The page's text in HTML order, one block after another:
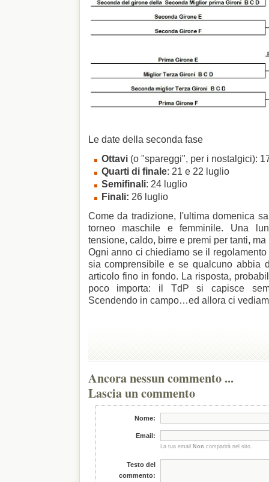
Le date della seconda fase
Ottavi(o "spareggi", per i nostalgici):
Quarti di finale: 21 e 22 luglio
Semifinali: 24 luglio
Finali: 26 luglio
Come da tradizione, l'ultima domenica
torneo maschile e femminile. Una
tensione, caldo, birre e premi per tanti, ma
Ogni anno ci chiediamo se il
sia comprensibile e se qualcuno abbia
articolo fino in fondo. La risposta,
poco importa: il TdP si capisce
Scendendo in campo…ed allora ci
Ancora nessun commento ...
Lascia un commento
Nome:
Email:
La tua emailNon comparirà nel sito.
Testo del
commento: